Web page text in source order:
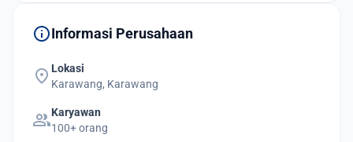
infoInformasi Perusahaan
location_on Lokasi
Karawang, Karawang
groupKaryawan
100+ orang